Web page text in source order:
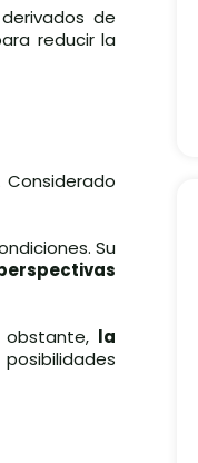
de
reducir la
Su
la